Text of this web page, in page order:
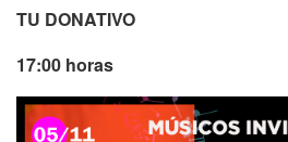
TU DONATIVO
17:00 horas